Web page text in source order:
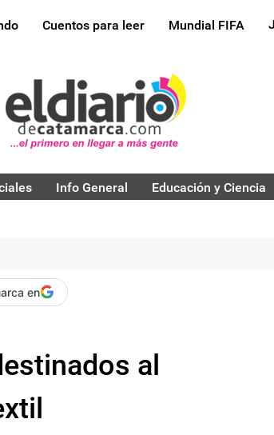
Cuentos para leer Mundial FIFA
Info General Educación y Ciencia
en
al